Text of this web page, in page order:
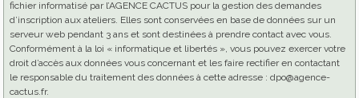
fichier informatisé par l’AGENCE CACTUS pour la gestion des demandes
d’inscription aux ateliers. Elles sont conservées en base de données sur un
serveur web pendant 3 ans et sont destinées à prendre contact avec vous.
Conformément à la loi « informatique et libertés », vous pouvez exercer votre
droit d’accès aux données vous concernant et les faire rectifier en contactant
le responsable du traitement des données à cette adresse : dpo@agence-
cactus.fr.